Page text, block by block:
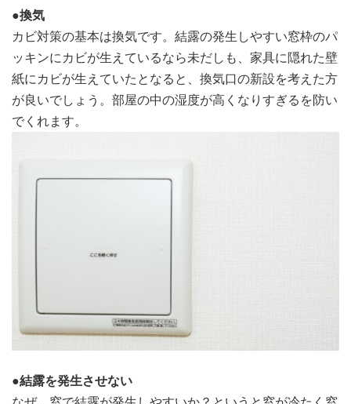
●換気
カビ対策の基本は換気です。結露の発生しやすい窓枠のパ
ッキンにカビが生えているなら未だしも、家具に隠れた壁
紙にカビが生えていたとなると、換気口の新設を考えた方
が良いでしょう。部屋の中の湿度が高くなりすぎるを防い
でくれます。
●結露を発生させない